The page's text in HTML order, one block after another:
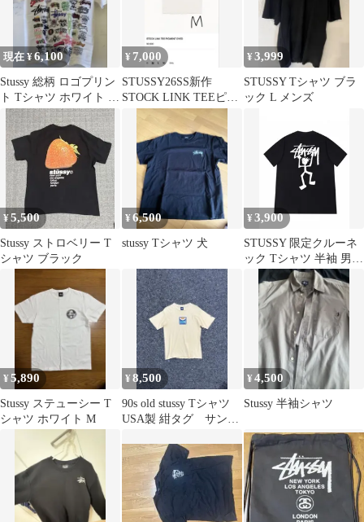
現在 ¥6,100
Stussy 総柄 ロゴプリン
ト Tシャツ ホワイト M
サイズ
¥ 7,000
STUSSY26SS新作
STOCK LINK TEEピグ
メントダイ ナチュラル
¥3,999
STUSSY Tシャツ ブラ
ック L メンズ
¥5,500
Stussy ストロベリー T
シャツ ブラック
¥6,500
stussy Tシャツ 犬
¥3,900
STUSSY 限定クルーネ
ック Tシャツ 半袖 男女
兼用
¥5,890
Stussy ステューシー T
シャツ ホワイト M
¥8,500
90s old stussy Tシャツ
USA製 紺タグ サンフ
¥4,500
Stussy 半袖シャツ